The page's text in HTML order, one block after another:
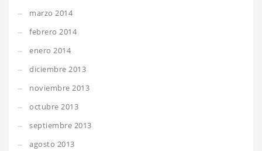
marzo 2014
febrero 2014
enero 2014
diciembre 2013
noviembre 2013
octubre 2013
septiembre 2013
agosto 2013